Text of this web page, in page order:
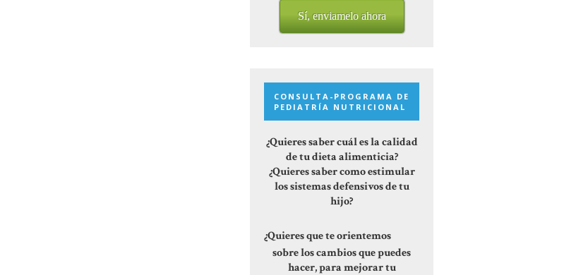
Sí, enviamelo ahora
CONSULTA-PROGRAMA DE
PEDIATRÍA NUTRICIONAL
¿Quieres saber cuál es la calidad
de tu dieta alimenticia?
¿Quieres saber como estimular
los sistemas defensivos de tu
hijo?
¿Quieres que te orientemos
sobre los cambios que puedes
hacer, para mejorar tu